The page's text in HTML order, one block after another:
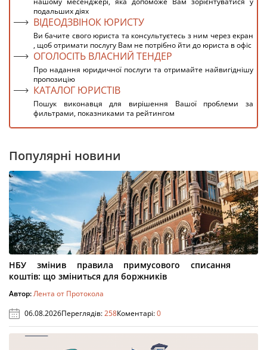
подальших діях
ВІДЕОДЗВІНОК ЮРИСТУ
Ви бачите свого юриста та консультуєтесь з ним через екран
, щоб отримати послугу Вам не потрібно йти до юриста в офіс
ОГОЛОСІТЬ ВЛАСНИЙ ТЕНДЕР
Про надання юридичної послуги та отримайте найвигіднішу
пропозицію
КАТАЛОГ ЮРИСТІВ
Пошук виконавця для вирішення Вашої проблеми за
фильтрами, показниками та рейтингом
Популярні новини
НБУ змінив правила примусового списання
коштів: що зміниться для боржників
Автор:Лента от Протокола
06.08.2026Переглядів:258Коментарі:0